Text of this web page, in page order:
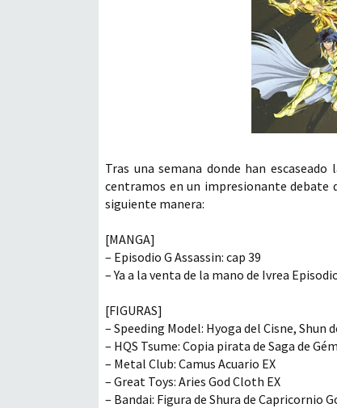
Tras una semana donde han
centramos en un impresionante debate
siguiente manera:
[MANGA]
– Episodio G Assassin: cap 39
– Ya a la venta de la mano de Ivrea
[FIGURAS]
– Speeding Model: Hyoga del Cisne, Shun
– HQS Tsume: Copia pirata de Saga de
– Metal Club: Camus Acuario EX
– Great Toys: Aries God Cloth EX
– Bandai: Figura de Shura de Capricornio